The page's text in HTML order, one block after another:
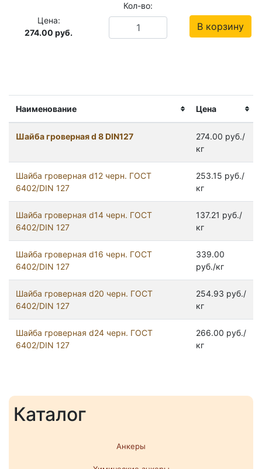
Каталог
Анкеры
Наименование Цена
Шайба гроверная d 8 DIN127
274.00 руб./
кг
Шайба гроверная d12 черн. ГОСТ
6402/DIN 127
253.15 руб./
кг
Шайба гроверная d14 черн. ГОСТ
6402/DIN 127
137.21 руб./
кг
Шайба гроверная d16 черн. ГОСТ
6402/DIN 127
339.00
руб./кг
Шайба гроверная d20 черн. ГОСТ
6402/DIN 127
254.93 руб./
кг
Шайба гроверная d24 черн. ГОСТ
6402/DIN 127
266.00 руб./
кг
Цена:
274.00 руб.
Кол-во:
В корзину